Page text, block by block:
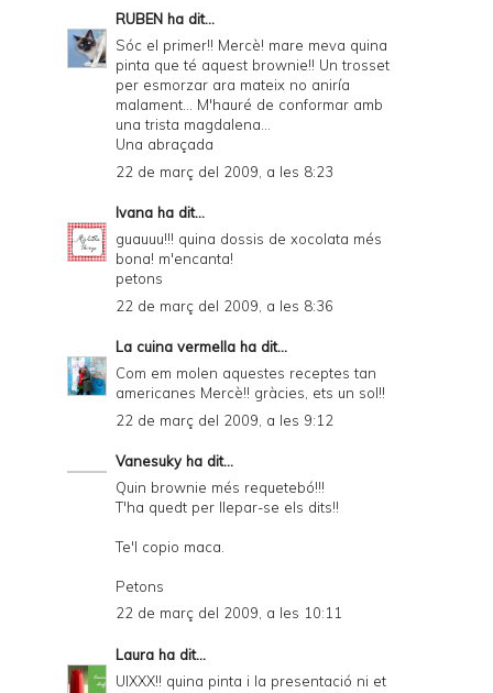
RUBEN ha dit...
Sóc el primer!! Mercè! mare meva quina
pinta que té aquest brownie!! Un trosset
per esmorzar ara mateix no aniría
malament... M'hauré de conformar amb
una trista magdalena...
Una abraçada
22 de març del 2009, a les 8:23
Ivana ha dit...
guauuu!!! quina dossis de xocolata més
bona! m'encanta!
petons
22 de març del 2009, a les 8:36
La cuina vermella ha dit...
Com em molen aquestes receptes tan
americanes Mercè!! gràcies, ets un sol!!
22 de març del 2009, a les 9:12
Vanesukyha dit...
Quin brownie més requetebó!!!
T'ha quedt per llepar-se els dits!!
Te'l copio maca.
Petons
22 de març del 2009, a les 10:11
Laura ha dit...
UIXXX!! quina pinta i la presentació ni et